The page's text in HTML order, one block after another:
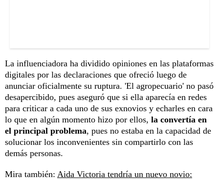
La influenciadora ha dividido opiniones en las plataformas
digitales por las declaraciones que ofreció luego de
anunciar oficialmente su ruptura. 'El agropecuario' no pasó
desapercibido, pues aseguró que si ella aparecía en redes
para criticar a cada uno de sus exnovios y echarles en cara
lo que en algún momento hizo por ellos, la convertía en
el principal problema, pues no estaba en la capacidad de
solucionar los inconvenientes sin compartirlo con las
demás personas.
Mira también: Aida Victoria tendría un nuevo novio: